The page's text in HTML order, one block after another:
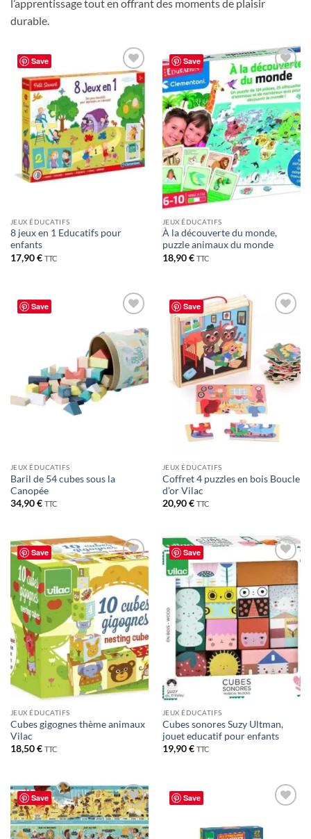
l’apprentissage tout en offrant des moments de plaisir
durable.
Save
JEUX ÉDUCATIFS
8 jeux en 1 Educatifs pour
enfants
17,90€ TTC
Save
JEUX ÉDUCATIFS
À la découverte du monde,
puzzle animaux du monde
18,90€ TTC
Save
JEUX ÉDUCATIFS
Baril de 54 cubes sous la
Canopée
34,90€ TTC
Save
JEUX ÉDUCATIFS
Coffret 4 puzzles en bois Boucle
d’or Vilac
20,90€ TTC
Save
JEUX ÉDUCATIFS
Cubes gigognes thème animaux
Vilac
18,50€ TTC
Save
JEUX ÉDUCATIFS
Cubes sonores Suzy Ultman,
jouet educatif pour enfants
19,90€ TTC
Save Save